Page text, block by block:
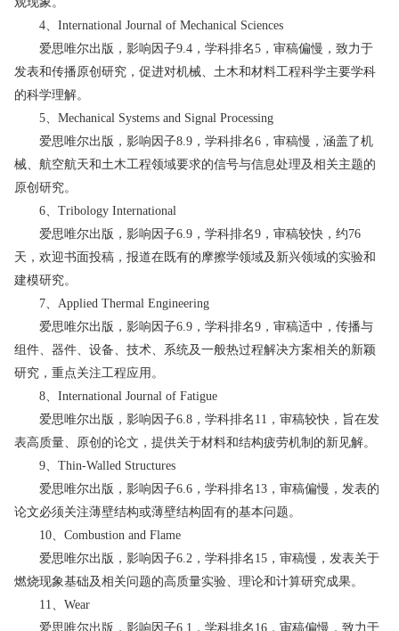
4、International Journal of Mechanical Sciences
爱思唯尔出版，影响因子9.4，学科排名5，审稿偏慢，致力于
发表和传播原创研究，促进对机械、土木和材料工程科学主要学科
的科学理解。
5、Mechanical Systems and Signal Processing
爱思唯尔出版，影响因子8.9，学科排名6，审稿慢，涵盖了机
械、航空航天和土木工程领域要求的信号与信息处理及相关主题的
原创研究。
6、Tribology International
爱思唯尔出版，影响因子6.9，学科排名9，审稿较快，约76
天，欢迎书面投稿，报道在既有的摩擦学领域及新兴领域的实验和
建模研究。
7、Applied Thermal Engineering
爱思唯尔出版，影响因子6.9，学科排名9，审稿适中，传播与
组件、器件、设备、技术、系统及一般热过程解决方案相关的新颖
研究，重点关注工程应用。
8、International Journal of Fatigue
爱思唯尔出版，影响因子6.8，学科排名11，审稿较快，旨在发
表高质量、原创的论文，提供关于材料和结构疲劳机制的新见解。
9、Thin-Walled Structures
爱思唯尔出版，影响因子6.6，学科排名13，审稿偏慢，发表的
论文必须关注薄壁结构或薄壁结构固有的基本问题。
10、Combustion and Flame
爱思唯尔出版，影响因子6.2，学科排名15，审稿慢，发表关于
燃烧现象基础及相关问题的高质量实验、理论和计算研究成果。
11、Wear
爱思唯尔出版，影响因子6.1，学科排名16，审稿偏慢，致力于